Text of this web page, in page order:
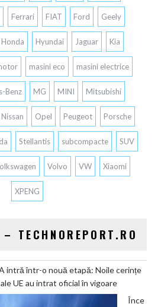
Ferrari FIAT Ford Geely
Honda Hyundai Jaguar Kia
masini eco masini electrice
Benz MG MINI Mitsubishi
Nissan Opel Peugeot Porsche
Stellantis subcompacte SUV
Volvo VW Xiaomi
XPENG
TECHNOREPORT.RO
intră într-o nouă etapă: Noile cerințe
UE au intrat oficial în vigoare
Înce